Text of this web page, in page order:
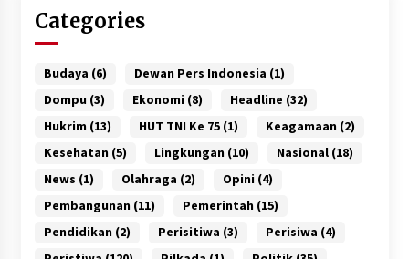
Categories
Budaya (6) Dewan Pers Indonesia (1)
Dompu (3) Ekonomi (8) Headline (32)
Hukrim (13) HUT TNI Ke 75(1) Keagamaan (2)
Kesehatan (5) Lingkungan (10) Nasional(18)
News (1) Olahraga (2) Opini (4)
Pembangunan (11) Pemerintah (15)
Pendidikan (2) Perisitiwa (3) Perisiwa (4)